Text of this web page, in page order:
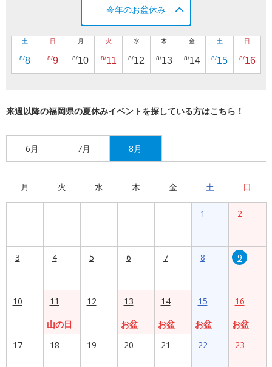
今年のお盆休み
土
8/8
日
8/9
月
8/10
火
8/11
水
8/12
木
8/13
金
8/14
土
8/15
日
8/16
来週以降の福岡県の夏休みイベントを探している方はこちら！
6月 7月 8月
月 火 水 木 金 土 日
1 2
3 4 5 6 7 8 9
10
11
山の日
12
13
お盆
14
お盆
15
お盆
16
お盆
17
18 19 20 21 22 23